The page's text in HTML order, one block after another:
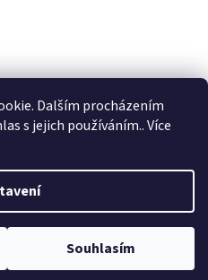
Dalším procházením
s jejich používáním.. Více
Souhlasím
práva vyhrazena.Upravit nastavení